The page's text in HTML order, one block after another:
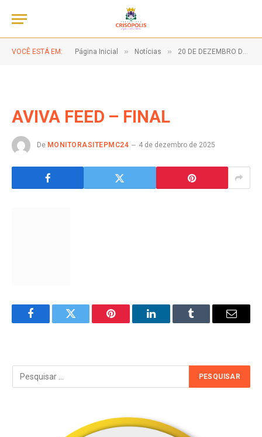
VOCÊ ESTÁ EM: Página Inicial » Notícias » 20 DE DEZEMBRO DE 2025 – AVIVA CRISÓPOLIS-BA!
AVIVA FEED – FINAL
De MONITORASITEPMC24 4 de dezembro de 2025
FacebookTwitter Pinterest LinkedInTumblr Email